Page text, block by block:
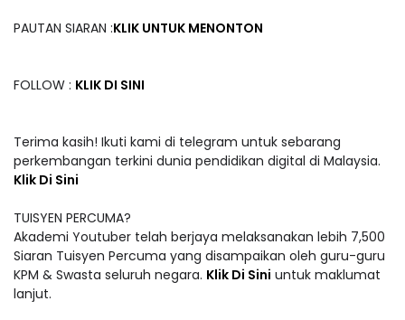
PAUTAN SIARAN :KLIK UNTUK MENONTON
FOLLOW : KLIK DI SINI
Terima kasih! Ikuti kami di telegram untuk sebarang
perkembangan terkini dunia pendidikan digital di Malaysia.
Klik Di Sini
TUISYEN PERCUMA?
Akademi Youtuber telah berjaya melaksanakan lebih 7,500
Siaran Tuisyen Percuma yang disampaikan oleh guru-guru
KPM & Swasta seluruh negara. Klik Di Sini untuk maklumat
lanjut.